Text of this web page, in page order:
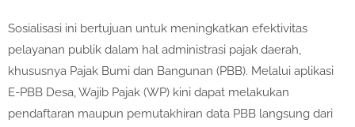
Sosialisasi ini bertujuan untuk meningkatkan efektivitas
pelayanan publik dalam hal administrasi pajak daerah,
khususnya Pajak Bumi dan Bangunan (PBB). Melalui aplikasi
E-PBB Desa, Wajib Pajak (WP) kini dapat melakukan
pendaftaran maupun pemutakhiran data PBB langsung dari